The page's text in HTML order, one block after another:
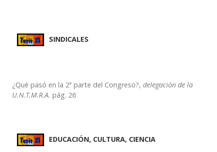
SINDICALES
¿Qué pasó en la 2ª parte del Congreso?, delegación de la
U.N.T.M.R.A. pág. 26
EDUCACIÓN, CULTURA, CIENCIA